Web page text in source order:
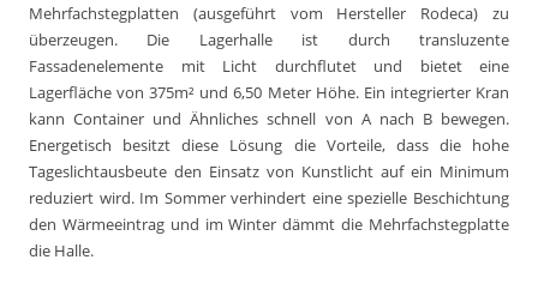
Mehrfachstegplatten (ausgeführt vom Hersteller Rodeca) zu
überzeugen. Die Lagerhalle ist durch transluzente
Fassadenelemente mit Licht durchflutet und bietet eine
Lagerfläche von 375m² und 6,50 Meter Höhe. Ein integrierter Kran
kann Container und Ähnliches schnell von A nach B bewegen.
Energetisch besitzt diese Lösung die Vorteile, dass die hohe
Tageslichtausbeute den Einsatz von Kunstlicht auf ein Minimum
reduziert wird. Im Sommer verhindert eine spezielle Beschichtung
den Wärmeeintrag und im Winter dämmt die Mehrfachstegplatte
die Halle.